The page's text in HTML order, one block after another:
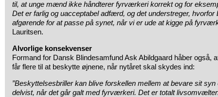
til, at unge mænd ikke håndterer fyrværkeri korrekt og for
Det er farlig og uacceptabel adfærd, og det understreger, hvorfor
afgørende for at passe på synet, når vi er ude at kigge på
Lauritsen.
Alvorlige konsekvenser
Formand for Dansk Blindesamfund Ask Abildgaard håber også,
får flere til at beskytte øjnene, når nytåret skal skydes ind:
”Beskyttelsesbriller kan blive forskellen mellem at bevare sit
delvist, når det går galt med fyrværkeri. Det er totalt